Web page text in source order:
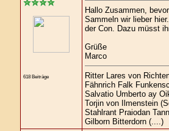
618 Beiträge
Hallo Zusammen,
Sammeln wir lieber
der Con. Dazu müsst
Grüße
Marco
Ritter Lares von
Fähnrich Falk
Salvatio Umberto ay
Torjin von Ilmenstein
Stahlrant Praiodan
Gilborn Bitterdorn (....)